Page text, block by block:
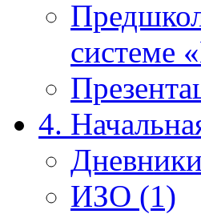
системе
4.
ИЗО (1)